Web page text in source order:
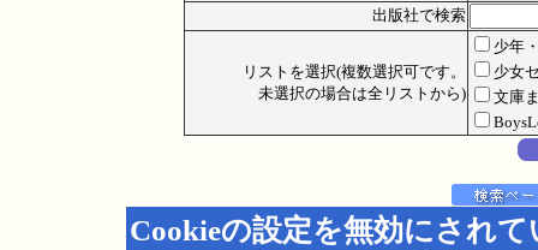
出版社で検索
リストを選択(複数選択可です。
未選択の場合は全リストから)
少年
少女
文庫
Cookieの設定を無効にされ